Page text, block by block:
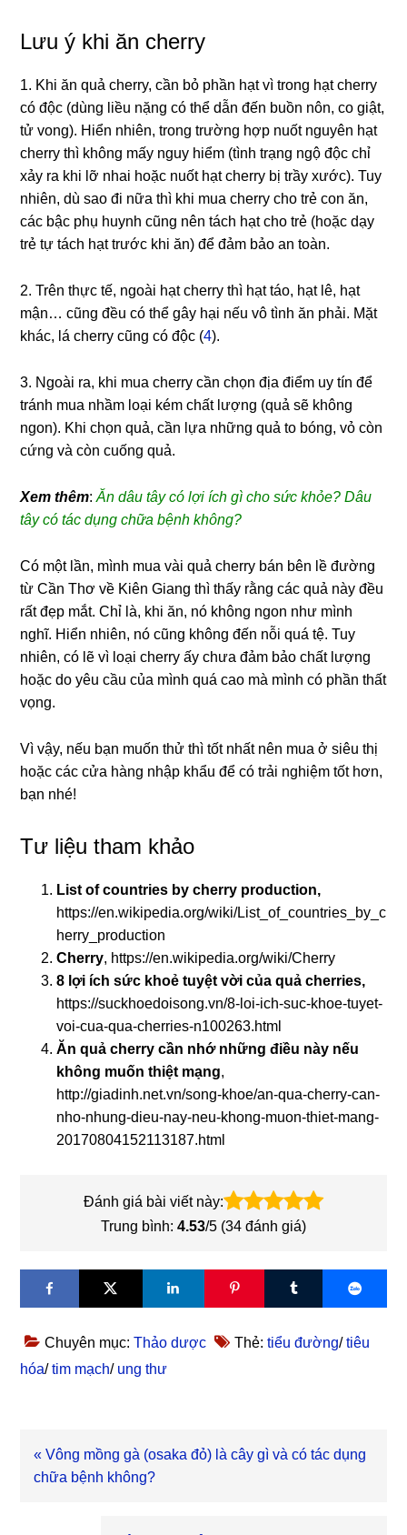
Lưu ý khi ăn cherry
1. Khi ăn quả cherry, cần bỏ phần hạt vì trong hạt cherry
có độc (dùng liều nặng có thể dẫn đến buồn nôn, co giật,
tử vong). Hiển nhiên, trong trường hợp nuốt nguyên hạt
cherry thì không mấy nguy hiểm (tình trạng ngộ độc chỉ
xảy ra khi lỡ nhai hoặc nuốt hạt cherry bị trầy xước). Tuy
nhiên, dù sao đi nữa thì khi mua cherry cho trẻ con ăn,
các bậc phụ huynh cũng nên tách hạt cho trẻ (hoặc dạy
trẻ tự tách hạt trước khi ăn) để đảm bảo an toàn.
2. Trên thực tế, ngoài hạt cherry thì hạt táo, hạt lê, hạt
mận… cũng đều có thể gây hại nếu vô tình ăn phải. Mặt
khác, lá cherry cũng có độc (4).
3. Ngoài ra, khi mua cherry cần chọn địa điểm uy tín để
tránh mua nhầm loại kém chất lượng (quả sẽ không
ngon). Khi chọn quả, cần lựa những quả to bóng, vỏ còn
cứng và còn cuống quả.
Xem thêm:Ăn dâu tây có lợi ích gì cho sức khỏe? Dâu
tây có tác dụng chữa bệnh không?
Có một lần, mình mua vài quả cherry bán bên lề đường
từ Cần Thơ về Kiên Giang thì thấy rằng các quả này đều
rất đẹp mắt. Chỉ là, khi ăn, nó không ngon như mình
nghĩ. Hiển nhiên, nó cũng không đến nỗi quá tệ. Tuy
nhiên, có lẽ vì loại cherry ấy chưa đảm bảo chất lượng
hoặc do yêu cầu của mình quá cao mà mình có phần thất
vọng.
Vì vậy, nếu bạn muốn thử thì tốt nhất nên mua ở siêu thị
hoặc các cửa hàng nhập khẩu để có trải nghiệm tốt hơn,
bạn nhé!
Tư liệu tham khảo
List of countries by cherry production,
https://en.wikipedia.org/wiki/List_of_countries_by_c
herry_production
Cherry, https://en.wikipedia.org/wiki/Cherry
8 lợi ích sức khoẻ tuyệt vời của quả cherries,
https://suckhoedoisong.vn/8-loi-ich-suc-khoe-tuyet-
voi-cua-qua-cherries-n100263.html
Ăn quả cherry cần nhớ những điều này nếu
không muốn thiệt mạng,
http://giadinh.net.vn/song-khoe/an-qua-cherry-can-
nho-nhung-dieu-nay-neu-khong-muon-thiet-mang-
20170804152113187.html
Đánh giá bài viết này:
Trung bình: 4.53/5 (34 đánh giá)
Chuyên mục:Thảo dược Thẻ:tiểu đường/tiêu
hóa/tim mạch/ ung thư
Bài
viết
« Vông mồng gà (osaka đỏ) là cây gì và có tác dụng
chữa bệnh không?